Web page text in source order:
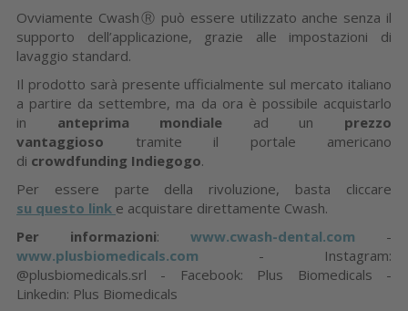
Ovviamente CwashⓇ può essere utilizzato anche senza il
supporto dell’applicazione, grazie alle impostazioni di
lavaggio standard.
Il prodotto sarà presente ufficialmente sul mercato italiano
a partire da settembre, ma da ora è possibile acquistarlo
in anteprima mondiale ad un prezzo
vantaggioso tramite il portale americano
di crowdfunding Indiegogo.
Per essere parte della rivoluzione, basta cliccare
su questo link e acquistare direttamente Cwash.
Per informazioni: www.cwash-dental.com -
www.plusbiomedicals.com - Instagram:
@plusbiomedicals.srl - Facebook: Plus Biomedicals -
Linkedin: Plus Biomedicals